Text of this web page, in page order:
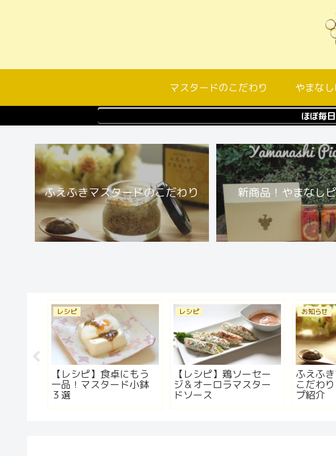
マスタードのこだわり やまな
ほぼ毎
ふえふきマスタードのこだわり
新商品！やまなし
レシピ
【レシピ】食卓にもう
一品！マスタード小鉢
３選
レシピ
【レシピ】鶏ソーセー
ジ＆オーロラマスター
ドソース
お知らせ
ふえふ
こだわ
プ紹介